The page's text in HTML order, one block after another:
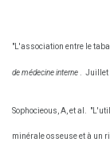
"L'association entre le
de médecine interne Juillet
Sophocieous, A, et al.
minérale osseuse et à un